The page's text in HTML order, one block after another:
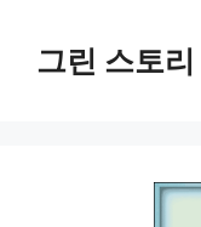
그린 스토리